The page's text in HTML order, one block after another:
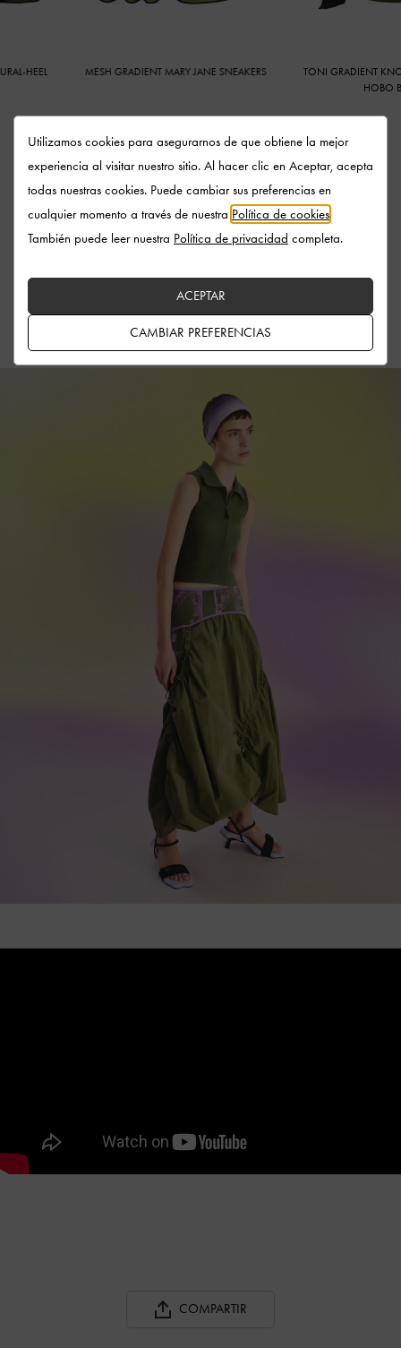
MESH GRADIENT MARY JANE SNEAKERS
TONI GRADIENT
HOBO BAG
Everyday styles take on a playful, distinctly-PH5 dimension
— the Mary Jane sneakers, mules and sculptural sandals
feature undulating designs accented in olive green and lilac
hues. The iconic Toni bag has also been reimagined with a
COMPARTIR
Utilizamos cookies para asegurarnos de que obtiene la mejor
experiencia al visitar nuestro sitio. Al hacer clic en Aceptar, acepta
todas nuestras cookies. Puede cambiar sus preferencias en
cualquier momento a través de nuestra Política de cookies
También puede leer nuestra Política de privacidad completa.
CAMBIAR PREFERENCIAS
ACEPTAR